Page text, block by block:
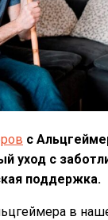
с
уход с
поддержка.
в